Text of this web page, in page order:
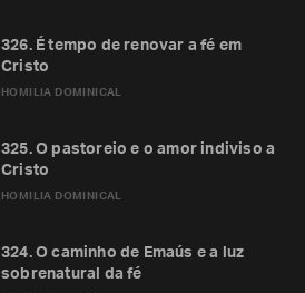
HOMILIA DOMINICAL
326. É tempo de renovar a fé em
Cristo
HOMILIA DOMINICAL
325. O pastoreio e o amor indiviso a
Cristo
324. O caminho de Emaús e a luz
sobrenatural da fé